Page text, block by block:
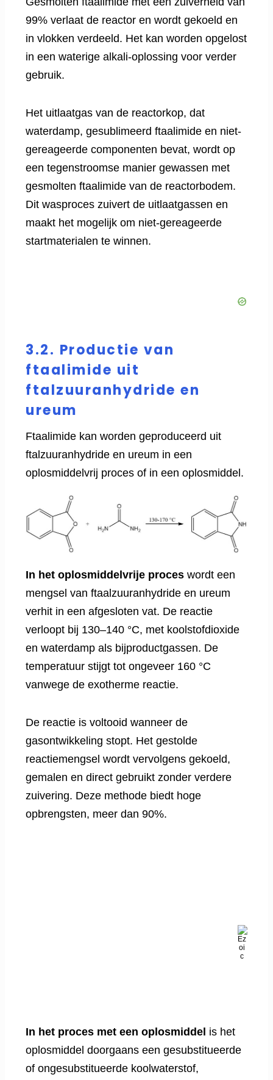
99% verlaat de reactor en wordt gekoeld en
in vlokken verdeeld. Het kan worden opgelost
in een waterige alkali-oplossing voor verder
gebruik.
Het uitlaatgas van de reactorkop, dat
waterdamp, gesublimeerd ftaalimide en niet-
gereageerde componenten bevat, wordt op
een tegenstroomse manier gewassen met
gesmolten ftaalimide van de reactorbodem.
Dit wasproces zuivert de uitlaatgassen en
maakt het mogelijk om niet-gereageerde
startmaterialen te winnen.
3.2. Productie van
ftaalimide uit
ftalzuuranhydride en
ureum
Ftaalimide kan worden geproduceerd uit
ftalzuuranhydride en ureum in een
oplosmiddelvrij proces of in een oplosmiddel.
In het oplosmiddelvrije proces wordt een
mengsel van ftaalzuuranhydride en ureum
verhit in een afgesloten vat. De reactie
verloopt bij 130–140 °C, met koolstofdioxide
en waterdamp als bijproductgassen. De
temperatuur stijgt tot ongeveer 160 °C
vanwege de exotherme reactie.
De reactie is voltooid wanneer de
gasontwikkeling stopt. Het gestolde
reactiemengsel wordt vervolgens gekoeld,
gemalen en direct gebruikt zonder verdere
zuivering. Deze methode biedt hoge
opbrengsten, meer dan 90%.
In het proces met een oplosmiddel is het
oplosmiddel doorgaans een gesubstitueerde
of ongesubstitueerde koolwaterstof,